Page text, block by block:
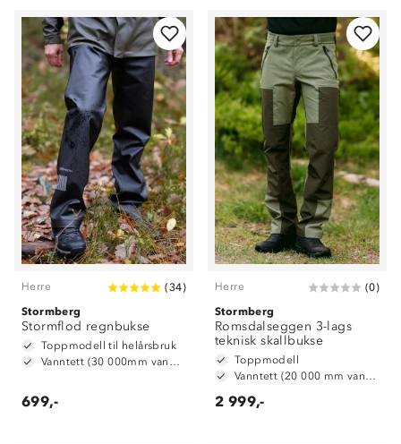
Herre (34)
Stormberg
Stormflod regnbukse
Toppmodell til helårsbruk
699,-
Herre (0)
Stormberg
Romsdalseggen 3-lags
teknisk skallbukse
Toppmodell
2 999,-